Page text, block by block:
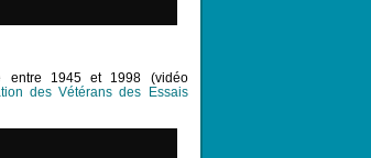
entre 1945 et 1998 (vidéo
des Vétérans des Essais